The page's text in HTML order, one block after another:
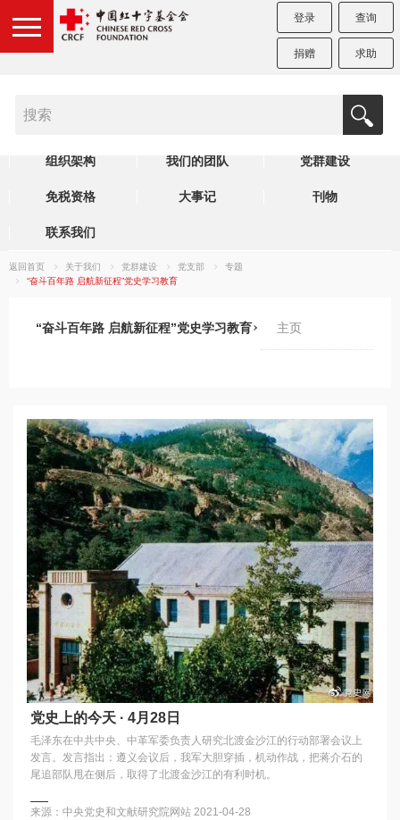
登录 查询
捐赠 求助
机构简介
组织架构 我们的团队 党群建设
免税资格 大事记 刊物
联系我们
返回首页 关于我们 党群建设 党支部
专题
“奋斗百年路 启航新征程”党史学习教育
“奋斗百年路 启航新征程”党史学习教育 主页
党史上的今天 · 4月28日
毛泽东在中共中央、中革军委负责人研究北渡金沙江的行动部署会议上
发言。发言指出：遵义会议后，我军大胆穿插，机动作战，把蒋介石的
尾追部队甩在侧后，取得了北渡金沙江的有利时机。
来源：中央党史和文献研究院网站 2021-04-28